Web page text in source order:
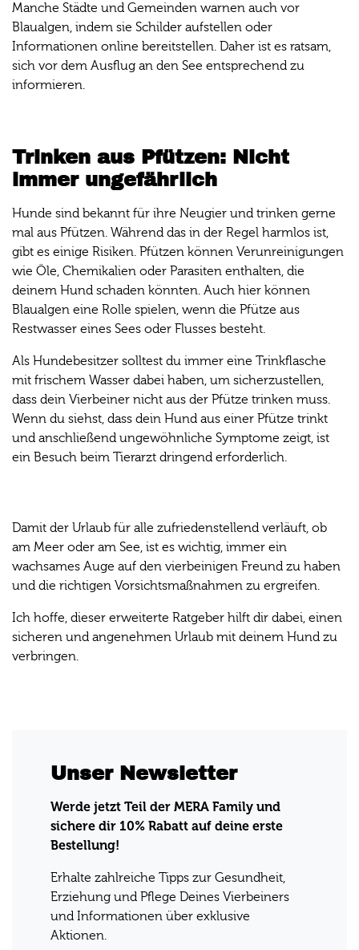
Manche Städte und Gemeinden warnen auch vor
Blaualgen, indem sie Schilder aufstellen oder
Informationen online bereitstellen. Daher ist es ratsam,
sich vor dem Ausflug an den See entsprechend zu
informieren.
Trinken aus Pfützen: Nicht
immer ungefährlich
Hunde sind bekannt für ihre Neugier und trinken gerne
mal aus Pfützen. Während das in der Regel harmlos ist,
gibt es einige Risiken. Pfützen können Verunreinigungen
wie Öle, Chemikalien oder Parasiten enthalten, die
deinem Hund schaden könnten. Auch hier können
Blaualgen eine Rolle spielen, wenn die Pfütze aus
Restwasser eines Sees oder Flusses besteht.
Als Hundebesitzer solltest du immer eine Trinkflasche
mit frischem Wasser dabei haben, um sicherzustellen,
dass dein Vierbeiner nicht aus der Pfütze trinken muss.
Wenn du siehst, dass dein Hund aus einer Pfütze trinkt
und anschließend ungewöhnliche Symptome zeigt, ist
ein Besuch beim Tierarzt dringend erforderlich.
Damit der Urlaub für alle zufriedenstellend verläuft, ob
am Meer oder am See, ist es wichtig, immer ein
wachsames Auge auf den vierbeinigen Freund zu haben
und die richtigen Vorsichtsmaßnahmen zu ergreifen.
Ich hoffe, dieser erweiterte Ratgeber hilft dir dabei, einen
sicheren und angenehmen Urlaub mit deinem Hund zu
verbringen.
Unser Newsletter
Werde jetzt Teil der MERA Family und
sichere dir 10% Rabatt auf deine erste
Bestellung!
Erhalte zahlreiche Tipps zur Gesundheit,
Erziehung und Pflege Deines Vierbeiners
und Informationen über exklusive
Aktionen.